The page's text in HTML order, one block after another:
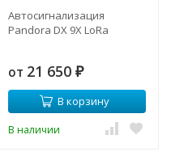
Автосигнализация
Pandora DX 9X LoRa
от 21 650 ₽
В корзину
В наличии